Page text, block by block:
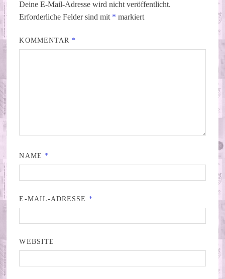
Deine E-Mail-Adresse wird nicht veröffentlicht.
Erforderliche Felder sind mit * markiert
KOMMENTAR *
NAME *
E-MAIL-ADRESSE *
WEBSITE